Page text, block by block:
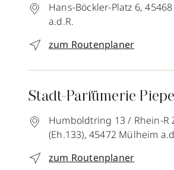
Hans-Böckler-Platz 6, 45468
a.d.R.
zum Routenplaner
Stadt-Parfümerie
Humboldtring 13 / Rhein-R
(Eh.133), 45472 Mülheim
zum Routenplaner